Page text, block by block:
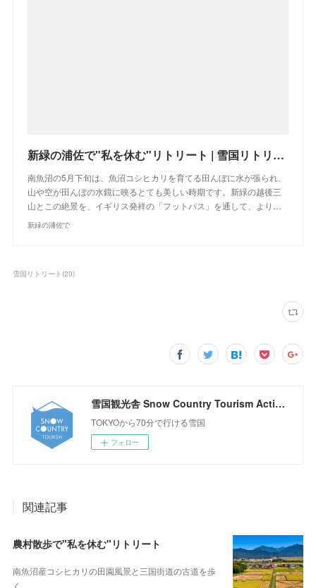
新緑の浦佐で"私を休む"リトリート | 雪国リトリート｜雪国の暮らしに触れる旅で、私らしさに出会う。雪国リトリート
南魚沼の5月下旬は、魚沼コシヒカリを育てる田んぼに水が張られ、
山や空が田んぼの水鏡に映るとても美しい時期です。新緑の越後三
山とこの絶景を、イギリス発祥の「フットパス」を通して、より…
新緑の浦佐で
雪国リトリート (20)
雪国観光舎 Snow Country Tourism Activity Center
TOKYOから70分で行ける雪国
フォロー
関連記事
農村散歩で"私を休む"リトリート
南魚沼産コシヒカリの田園風景と三国街道の古道を歩